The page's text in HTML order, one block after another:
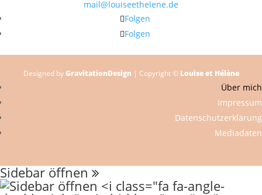
mail@louiseethelene.de
Folgen
Folgen
Designed byGravitationDesign | Copyright © Louise et Hélène
Über mich
Impressum
Datenschutzerklärung
Mediadaten
Sidebar öffnen